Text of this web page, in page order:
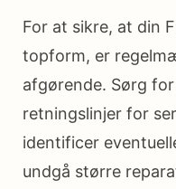
For at sikre, at din
topform, er
afgørende. Sørg
retningslinjer for
identificer
undgå større